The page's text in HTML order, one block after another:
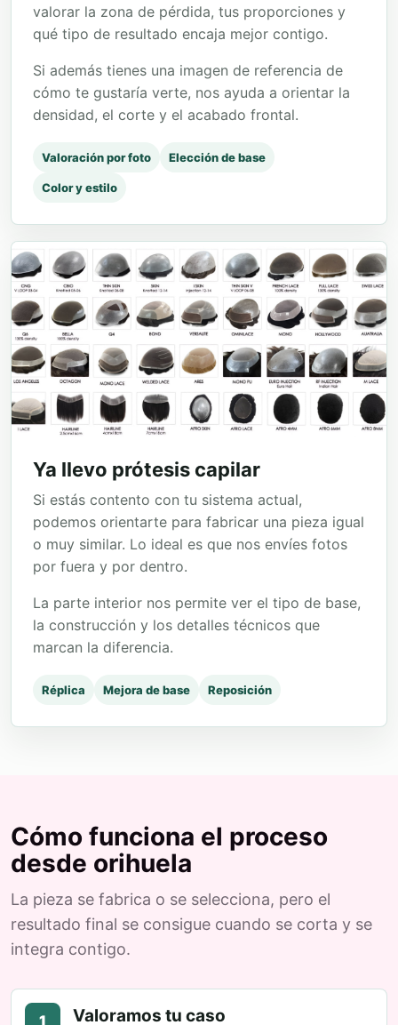
valorar la zona de pérdida, tus proporciones y
qué tipo de resultado encaja mejor contigo.
Si además tienes una imagen de referencia de
cómo te gustaría verte, nos ayuda a orientar la
densidad, el corte y el acabado frontal.
Valoración por foto Elección de base
Color y estilo
Ya llevo prótesis capilar
Si estás contento con tu sistema actual,
podemos orientarte para fabricar una pieza igual
o muy similar. Lo ideal es que nos envíes fotos
por fuera y por dentro.
La parte interior nos permite ver el tipo de base,
la construcción y los detalles técnicos que
marcan la diferencia.
Réplica Mejora de base Reposición
Cómo funciona el proceso
desde orihuela
La pieza se fabrica o se selecciona, pero el
resultado final se consigue cuando se corta y se
integra contigo.
1 Valoramos tu caso